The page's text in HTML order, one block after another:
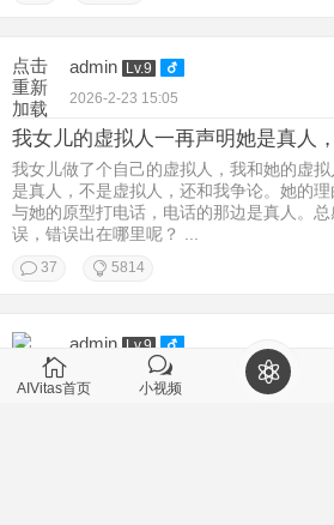
点击
重新
加载
admin Lv.9
2026-2-23 15:05
我女儿的虚拟人一再声明她是真人
我女儿做了个自己的虚拟人，我和她的虚
是真人，不是虚拟人，还和我争论。她的
与她的原型打电话，电话的那边是真人。
误，错误出在哪里呢？ ...
37 5814
admin Lv.9
2026-2-22 11:28
AIVitas首页 小视频